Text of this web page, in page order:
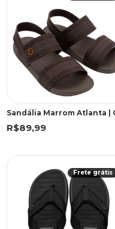
R$89,99
Frete grátis